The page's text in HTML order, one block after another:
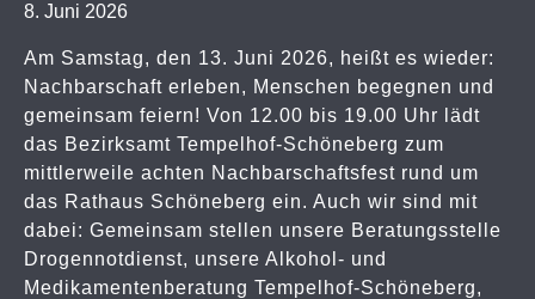
8. Juni 2026
Am Samstag, den 13. Juni 2026, heißt es wieder:
Nachbarschaft erleben, Menschen begegnen und
gemeinsam feiern! Von 12.00 bis 19.00 Uhr lädt
das Bezirksamt Tempelhof-Schöneberg zum
mittlerweile achten Nachbarschaftsfest rund um
das Rathaus Schöneberg ein. Auch wir sind mit
dabei: Gemeinsam stellen unsere Beratungsstelle
Drogennotdienst, unsere Alkohol- und
Medikamentenberatung Tempelhof-Schöneberg,